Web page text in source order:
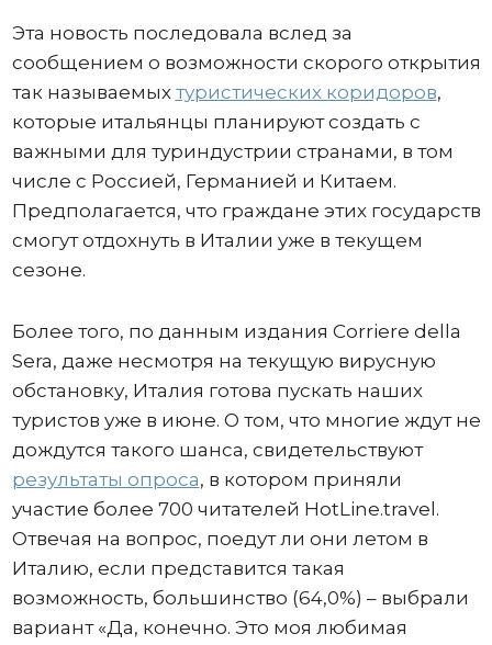
Эта новость последовала вслед за
сообщением о возможности скорого открытия
так называемых туристических коридоров,
которые итальянцы планируют создать с
важными для туриндустрии странами, в том
числе с Россией, Германией и Китаем.
Предполагается, что граждане этих государств
смогут отдохнуть в Италии уже в текущем
сезоне.
Более того, по данным издания Corriere della
Sera, даже несмотря на текущую вирусную
обстановку, Италия готова пускать наших
туристов уже в июне. О том, что многие ждут не
дождутся такого шанса, свидетельствуют
результаты опроса, в котором приняли
участие более 700 читателей HotLine.travel.
Отвечая на вопрос, поедут ли они летом в
Италию, если представится такая
возможность, большинство (64,0%) – выбрали
вариант «Да, конечно. Это моя любимая